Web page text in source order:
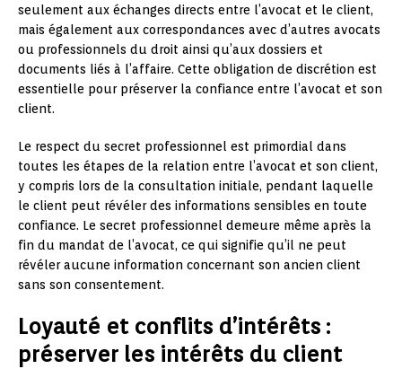
seulement aux échanges directs entre l’avocat et le client,
mais également aux correspondances avec d’autres avocats
ou professionnels du droit ainsi qu’aux dossiers et
documents liés à l’affaire. Cette obligation de discrétion est
essentielle pour préserver la confiance entre l’avocat et son
client.
Le respect du secret professionnel est primordial dans
toutes les étapes de la relation entre l’avocat et son client,
y compris lors de la consultation initiale, pendant laquelle
le client peut révéler des informations sensibles en toute
confiance. Le secret professionnel demeure même après la
fin du mandat de l’avocat, ce qui signifie qu’il ne peut
révéler aucune information concernant son ancien client
sans son consentement.
Loyauté et conflits d’intérêts :
préserver les intérêts du client